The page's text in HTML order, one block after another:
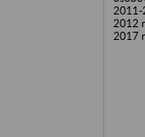
2011-
2012
2017 r.